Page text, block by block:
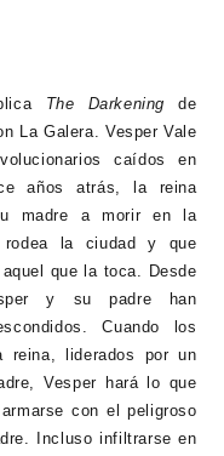
The Darkeningde
La Galera. Vesper Vale
caídos en
años atrás, la reina
madre a morir en la
rodea la ciudad y que
que la toca. Desde
y su padre han
Cuando los
reina, liderados por un
Vesper hará lo que
con el peligroso
Incluso infiltrarse en